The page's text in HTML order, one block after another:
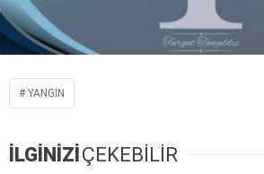
YANGIN
İLGİNİZİ ÇEKEBİLİR